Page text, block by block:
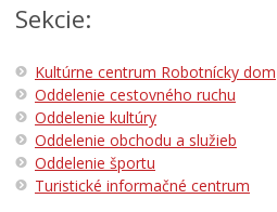
Sekcie:
Kultúrne centrum Robotnícky dom
Oddelenie cestovného ruchu
Oddelenie kultúry
Oddelenie obchodu a služieb
Oddelenie športu
Turistické informačné centrum